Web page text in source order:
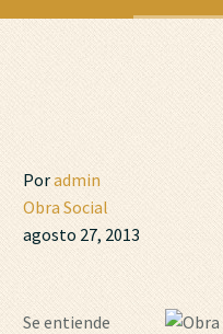
Poradmin
Obra Social
agosto 27, 2013
Se entiende